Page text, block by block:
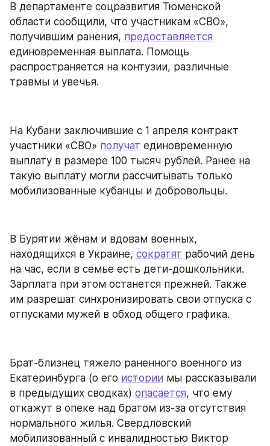
В департаменте соцразвития Тюменской
области сообщили, что участникам «СВО»,
получившим ранения, предоставляется
единовременная выплата. Помощь
распространяется на контузии, различные
травмы и увечья.
На Кубани заключившие с 1 апреля контракт
участники «СВО» получат единовременную
выплату в размере 100 тысяч рублей. Ранее на
такую выплату могли рассчитывать только
мобилизованные кубанцы и добровольцы.
В Бурятии жёнам и вдовам военных,
находящихся в Украине, сократят рабочий день
на час, если в семье есть дети-дошкольники.
Зарплата при этом останется прежней. Также
им разрешат синхронизировать свои отпуска с
отпусками мужей в обход общего графика.
Брат-близнец тяжело раненного военного из
Екатеринбурга (о его истории мы рассказывали
в предыдущих сводках) опасается, что ему
откажут в опеке над братом из-за отсутствия
нормального жилья. Свердловский
мобилизованный с инвалидностью Виктор